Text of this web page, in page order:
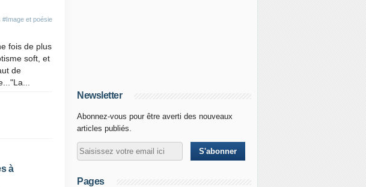
#Image et poésie
fois de plus
soft, et
de
à
Newsletter
Abonnez-vous pour être averti des nouveaux
articles publiés.
Pages